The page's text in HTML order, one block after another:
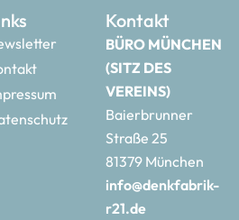
Kontakt
BÜRO MÜNCHEN
(SITZ DES
VEREINS)
Baierbrunner
Straße 25
81379 München
info@denkfabrik-
r21.de